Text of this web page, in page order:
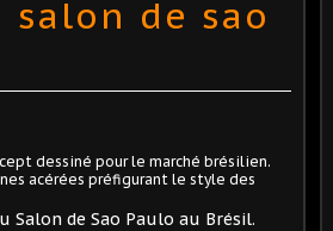
de sao
dessiné pour le marché brésilien.
acérées préfigurant le style des
Salon de Sao Paulo au Brésil.